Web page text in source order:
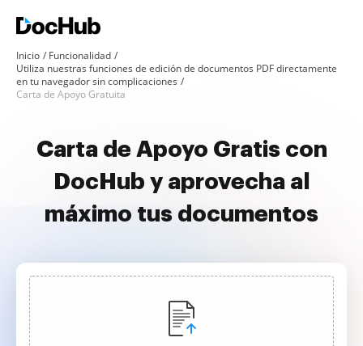
Inicio
Funcionalidad
Utiliza nuestras funciones de edición de documentos PDF directamente
en tu navegador sin complicaciones
Carta de Apoyo Gratuita
Carta de Apoyo Gratis con
DocHub y aprovecha al
máximo tus documentos